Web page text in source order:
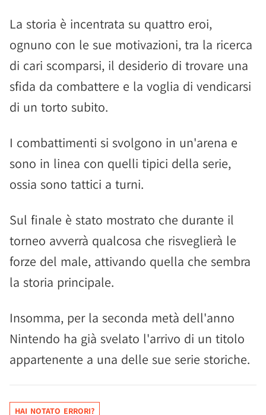
La storia è incentrata su quattro eroi,
ognuno con le sue motivazioni, tra la ricerca
di cari scomparsi, il desiderio di trovare una
sfida da combattere e la voglia di vendicarsi
di un torto subito.
I combattimenti si svolgono in un'arena e
sono in linea con quelli tipici della serie,
ossia sono tattici a turni.
Sul finale è stato mostrato che durante il
torneo avverrà qualcosa che risveglierà le
forze del male, attivando quella che sembra
la storia principale.
Insomma, per la seconda metà dell'anno
Nintendo ha già svelato l'arrivo di un titolo
appartenente a una delle sue serie storiche.
HAI NOTATO ERRORI?